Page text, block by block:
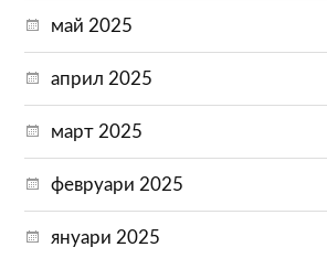
май 2025
април 2025
март 2025
февруари 2025
януари 2025